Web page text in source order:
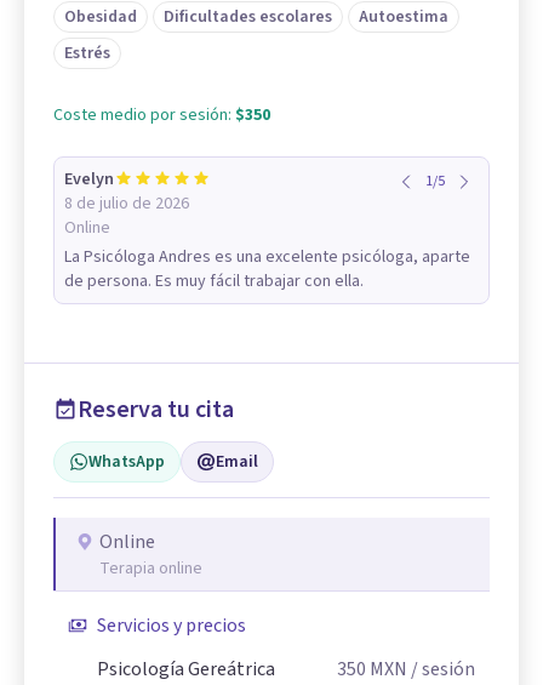
Obesidad
Dificultades escolares
Autoestima
Estrés
Coste medio por sesión: $350
Evelyn
8 de julio de 2026
Online
1/5
La Psicóloga Andres es una excelente psicóloga, aparte
de persona. Es muy fácil trabajar con ella.
Reserva tu cita
WhatsApp Email
Online
Terapia online
Servicios y precios
Psicología Gereátrica
350 MXN / sesión